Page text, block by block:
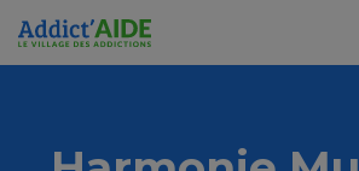
Aller au contenu principal
Panneau de gestion des cookies